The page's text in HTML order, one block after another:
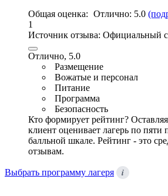
Общая оценка: Отлично: 5.0
1
Источник отзыва: Официальный
Отлично, 5.0
Размещение
Вожатые и персонал
Питание
Программа
Безопасность
Кто формирует рейтинг?
клиент оценивает лагерь по пяти
балльной шкале. Рейтинг - это
отзывам.
Выбрать программу лагеря i